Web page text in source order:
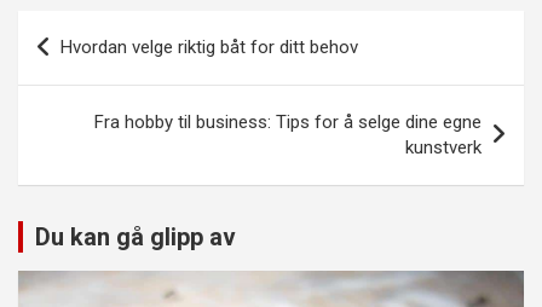
Innleggsnavigasjon
Hvordan velge riktig båt for ditt behov
Fra hobby til business: Tips for å selge dine egne
kunstverk
Du kan gå glipp av